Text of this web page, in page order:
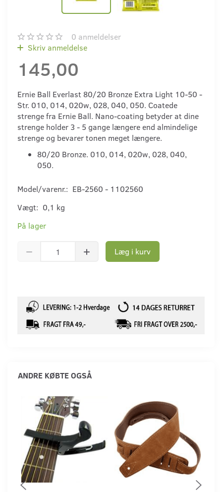
0 anmeldelser
Skriv anmeldelse
145,00
Ernie Ball Everlast 80/20 Bronze Extra Light 10-50 -
Str. 010, 014, 020w, 028, 040, 050. Coatede
strenge fra Ernie Ball. Nano-coating betyder at dine
strenge holder 3 - 5 gange længere end almindelige
strenge og bevarer tonen meget længere.
80/20 Bronze. 010, 014, 020w, 028, 040,
050.
Model/varenr.: EB-2560 - 1102560
Vægt: 0,1 kg
På lager
Læg i kurv
ANDRE KØBTE OGSÅ